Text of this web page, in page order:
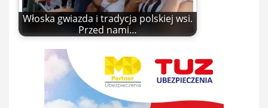
Włoska gwiazda i tradycja polskiej wsi.
Przed nami…